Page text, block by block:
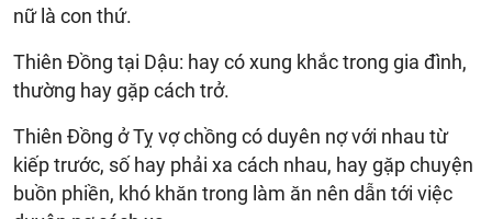
nữ là con thứ.
Thiên Đồng tại Dậu: hay có xung khắc trong gia đình,
thường hay gặp cách trở.
Thiên Đồng ở Tỵ vợ chồng có duyên nợ với nhau từ
kiếp trước, số hay phải xa cách nhau, hay gặp chuyện
buồn phiền, khó khăn trong làm ăn nên dẫn tới việc